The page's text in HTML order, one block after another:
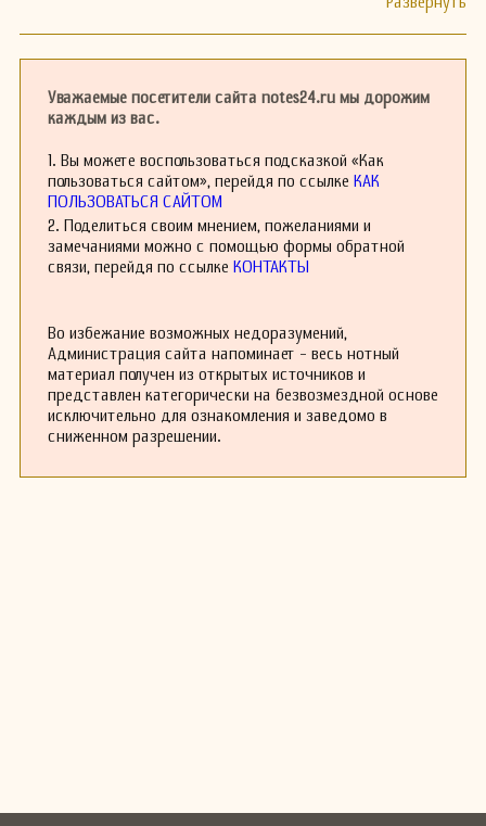
Уважаемые посетители сайта notes24.ru мы дорожим
каждым из вас.
1. Вы можете воспользоваться подсказкой «Как
пользоваться сайтом», перейдя по ссылке КАК
ПОЛЬЗОВАТЬСЯ САЙТОМ
2. Поделиться своим мнением, пожеланиями и
замечаниями можно с помощью формы обратной
связи, перейдя по ссылке КОНТАКТЫ
Во избежание возможных недоразумений,
Администрация сайта напоминает - весь нотный
материал получен из открытых источников и
представлен категорически на безвозмездной основе
исключительно для ознакомления и заведомо в
сниженном разрешении.